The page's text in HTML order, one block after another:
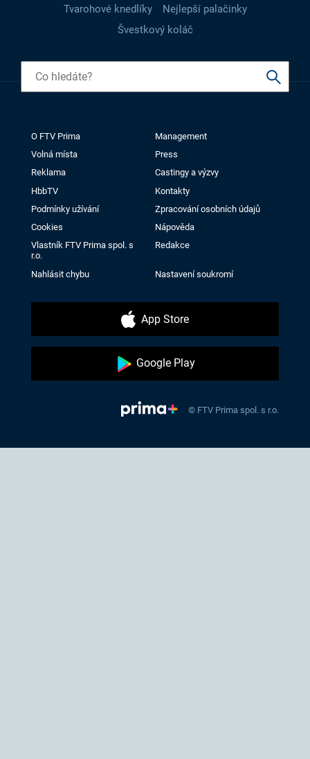
Tvarohové knedlíky
Nejlepší palačinky
Švestkový koláč
O FTV Prima
Management
Volná místa
Press
Reklama
Castingy a výzvy
HbbTV
Kontakty
Podmínky užívání
Zpracování osobních údajů
Cookies
Nápověda
Vlastník FTV Prima spol. s
r.o.
Redakce
Nahlásit chybu Nastavení soukromí
App Store
Google Play
© FTV Prima spol. s r.o.